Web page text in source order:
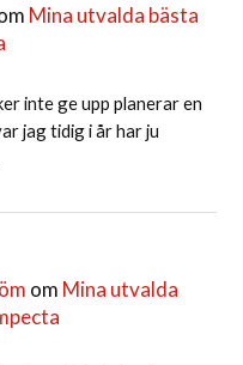
Mina utvalda bästa
inte ge upp planerar en
jag tidig i år har ju
om Mina utvalda